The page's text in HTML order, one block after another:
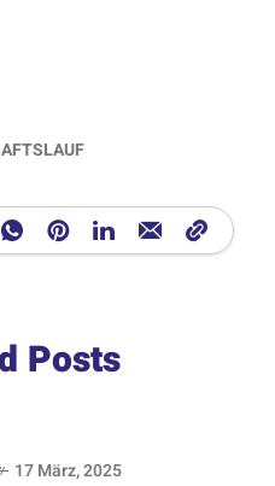
Posts
17 März, 2025